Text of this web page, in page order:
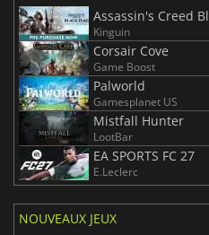
Assassin's Creed
Kinguin
Corsair Cove
Game Boost
Palworld
Gamesplanet US
Mistfall Hunter
LootBar
EA SPORTS FC 27
E.Leclerc
NOUVEAUX JEUX